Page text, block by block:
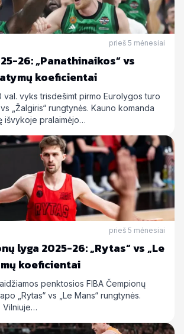
prieš 5 mėnesiai
26: „Panathinaikos“ vs
koeficientai
val. vyks trisdešimt pirmo Eurolygos turo
vs „Žalgiris“ rungtynės. Kauno komanda
išvykoje pralaimėjo…
prieš 5 mėnesiai
lyga 2025-26: „Rytas“ vs „Le
koeficientai
penktosios FIBA Čempionų
„Rytas“ vs „Le Mans“ rungtynės.
Vilniuje…